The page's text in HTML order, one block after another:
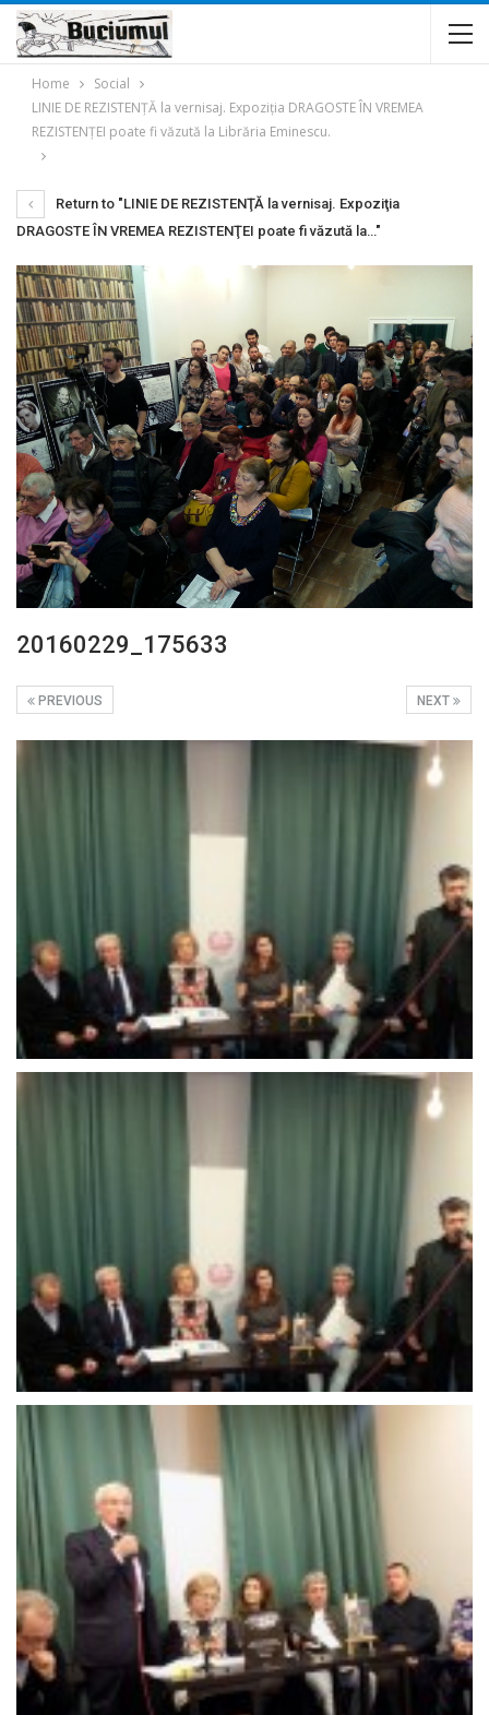
Home
Social
LINIE DE REZISTENŢĂ la vernisaj. Expoziţia DRAGOSTE ÎN VREMEA
REZISTENŢEI poate fi văzută la Librăria Eminescu.
Return to "LINIE DE REZISTENŢĂ la vernisaj. Expoziţia
DRAGOSTE ÎN VREMEA REZISTENŢEI poate fi văzută la…"
20160229_175633
NEXT
PREVIOUS